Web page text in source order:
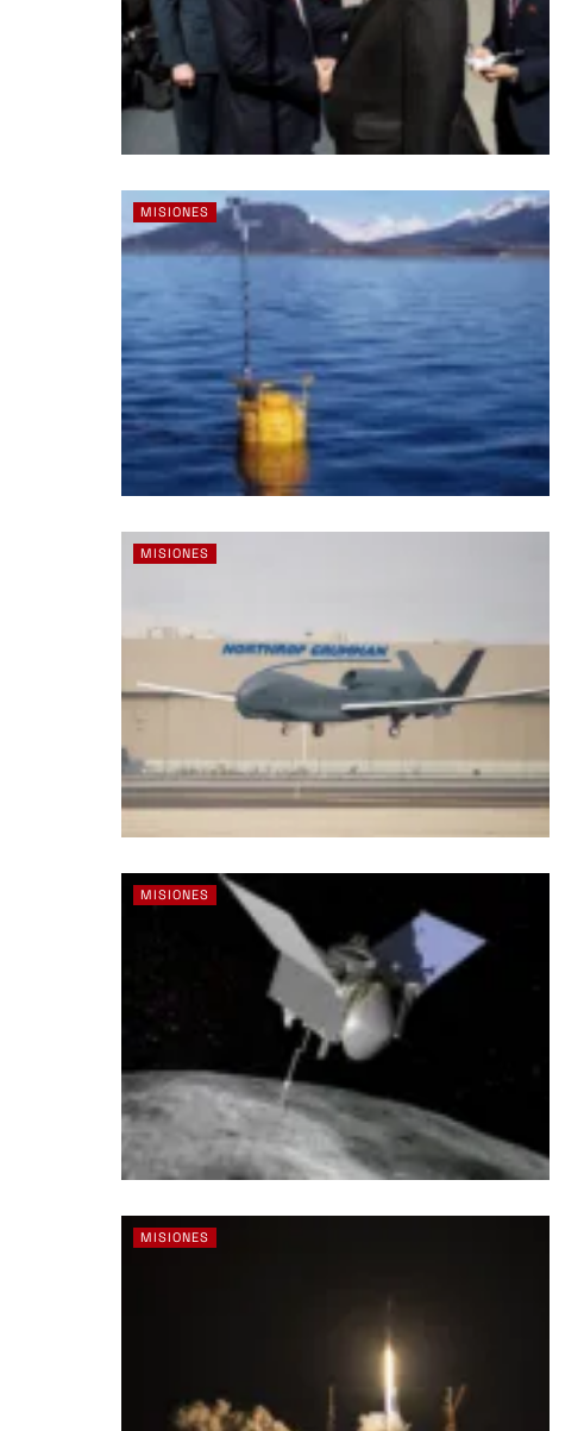
MISIONES
MISIONES
MISIONES
MISIONES